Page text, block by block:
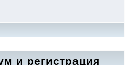
и регистрация